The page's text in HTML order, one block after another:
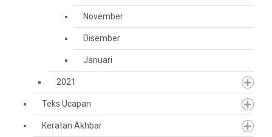
November
Disember
Januari
2021
Teks Ucapan
Keratan Akhbar